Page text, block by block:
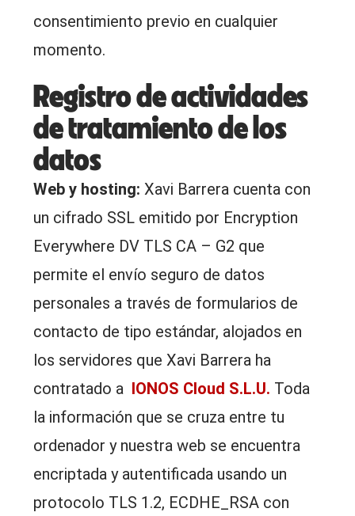
consentimiento previo en cualquier
momento.
Registro de actividades
de tratamiento de los
datos
Web y hosting: Xavi Barrera cuenta con
un cifrado SSL emitido por Encryption
Everywhere DV TLS CA – G2 que
permite el envío seguro de datos
personales a través de formularios de
contacto de tipo estándar, alojados en
los servidores que Xavi Barrera ha
contratado a IONOS Cloud S.L.U. Toda
la información que se cruza entre tu
ordenador y nuestra web se encuentra
encriptada y autentificada usando un
protocolo TLS 1.2, ECDHE_RSA con